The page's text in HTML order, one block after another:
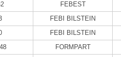
FEBEST
FEBI BILSTEIN
FEBI BILSTEIN
FORMPART